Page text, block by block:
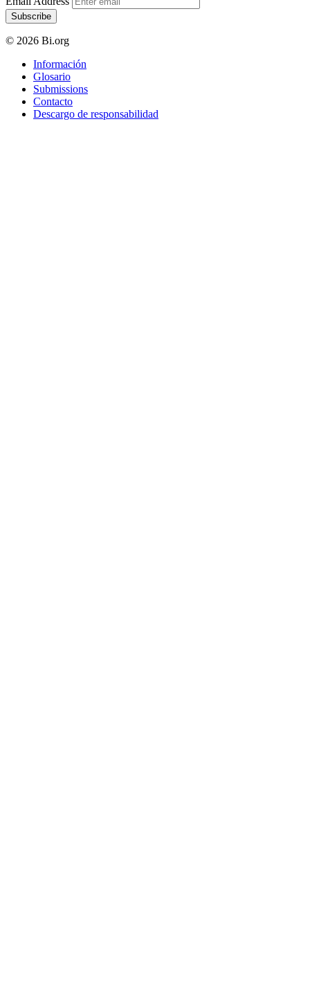
Subscribe
© 2026 Bi.org
Información
Glosario
Submissions
Contacto
Descargo de responsabilidad